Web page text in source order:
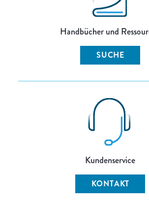
Handbücher und
SUCHE
Kundenservice
KONTAKT